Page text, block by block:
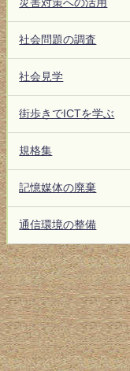
災害対策への活用
社会問題の調査
社会見学
街歩きでICTを学ぶ
規格集
記憶媒体の廃棄
通信環境の整備